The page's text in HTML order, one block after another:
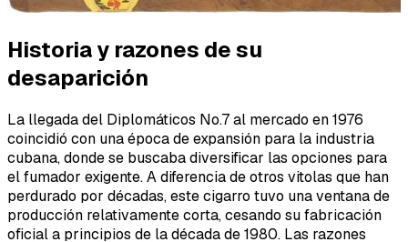
Historia y razones de su
desaparición
La llegada del Diplomáticos No.7 al mercado en 1976
coincidió con una época de expansión para la industria
cubana, donde se buscaba diversificar las opciones para
el fumador exigente. A diferencia de otros vitolas que han
perdurado por décadas, este cigarro tuvo una ventana de
producción relativamente corta, cesando su fabricación
oficial a principios de la década de 1980. Las razones